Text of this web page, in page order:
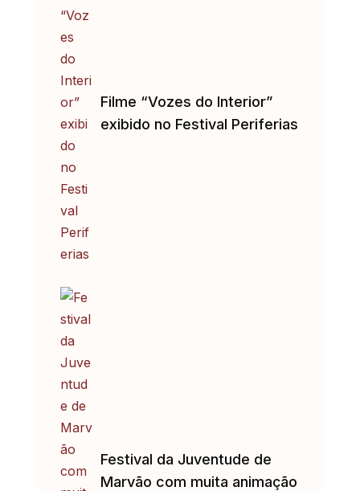
Filme “Vozes do Interior”
exibido no Festival Periferias
Festival da Juventude de
Marvão com muita animação